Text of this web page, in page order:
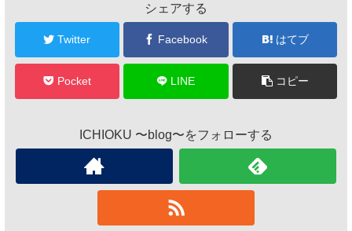
シェアする
Twitter Facebook はてブ
Pocket LINE コピー
ICHIOKU 〜blog〜をフォローする